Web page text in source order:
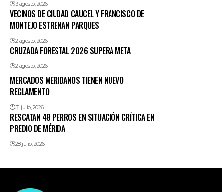
3 agosto, 2026
VECINOS DE CIUDAD CAUCEL Y FRANCISCO DE
MONTEJO ESTRENAN PARQUES
2 agosto, 2026
CRUZADA FORESTAL 2026 SUPERA META
2 agosto, 2026
MERCADOS MERIDANOS TIENEN NUEVO
REGLAMENTO
31 julio, 2026
RESCATAN 48 PERROS EN SITUACIÓN CRÍTICA EN
PREDIO DE MÉRIDA
28 julio, 2026